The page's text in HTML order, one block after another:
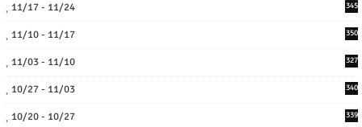
11/17 - 11/24 345
11/10 - 11/17 350
11/03 - 11/10 327
10/27 - 11/03 340
10/20 - 10/27 339